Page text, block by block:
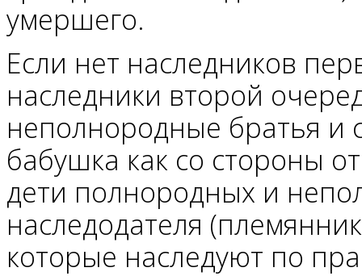
умершего.
Если нет наследников
наследники второй
неполнородные братья и
бабушка как со стороны
дети полнородных и
наследодателя
которые наследуют по